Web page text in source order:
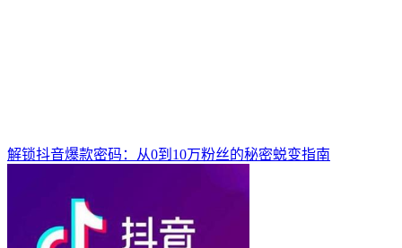
解锁抖音爆款密码：从0到10万粉丝的秘密蜕变指南